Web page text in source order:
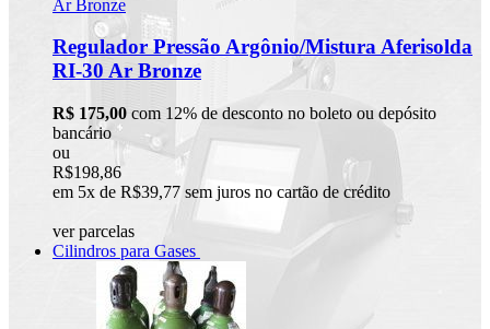
Regulador Pressão Argônio/Mistura Aferisolda
RI-30 Ar Bronze
R$ 175,00 com 12% de desconto no boleto ou depósito
bancário
ou
R$198,86
em 5x de R$39,77 sem juros no cartão de crédito
ver parcelas
Cilindros para Gases